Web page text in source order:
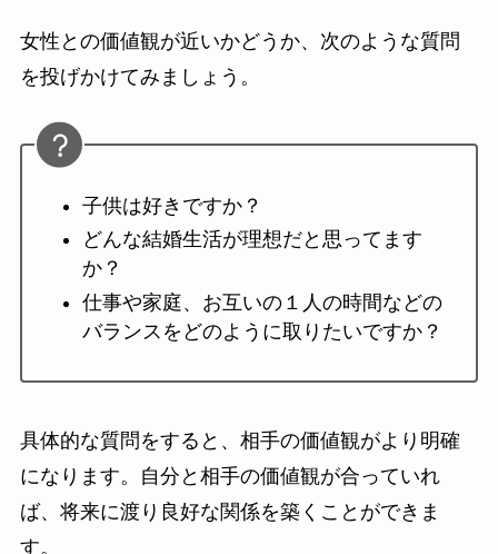
女性との価値観が近いかどうか、次のような質問
を投げかけてみましょう。
子供は好きですか？
どんな結婚生活が理想だと思ってます
か？
仕事や家庭、お互いの１人の時間などの
バランスをどのように取りたいですか？
具体的な質問をすると、相手の価値観がより明確
になります。自分と相手の価値観が合っていれ
ば、将来に渡り良好な関係を築くことができま
す。